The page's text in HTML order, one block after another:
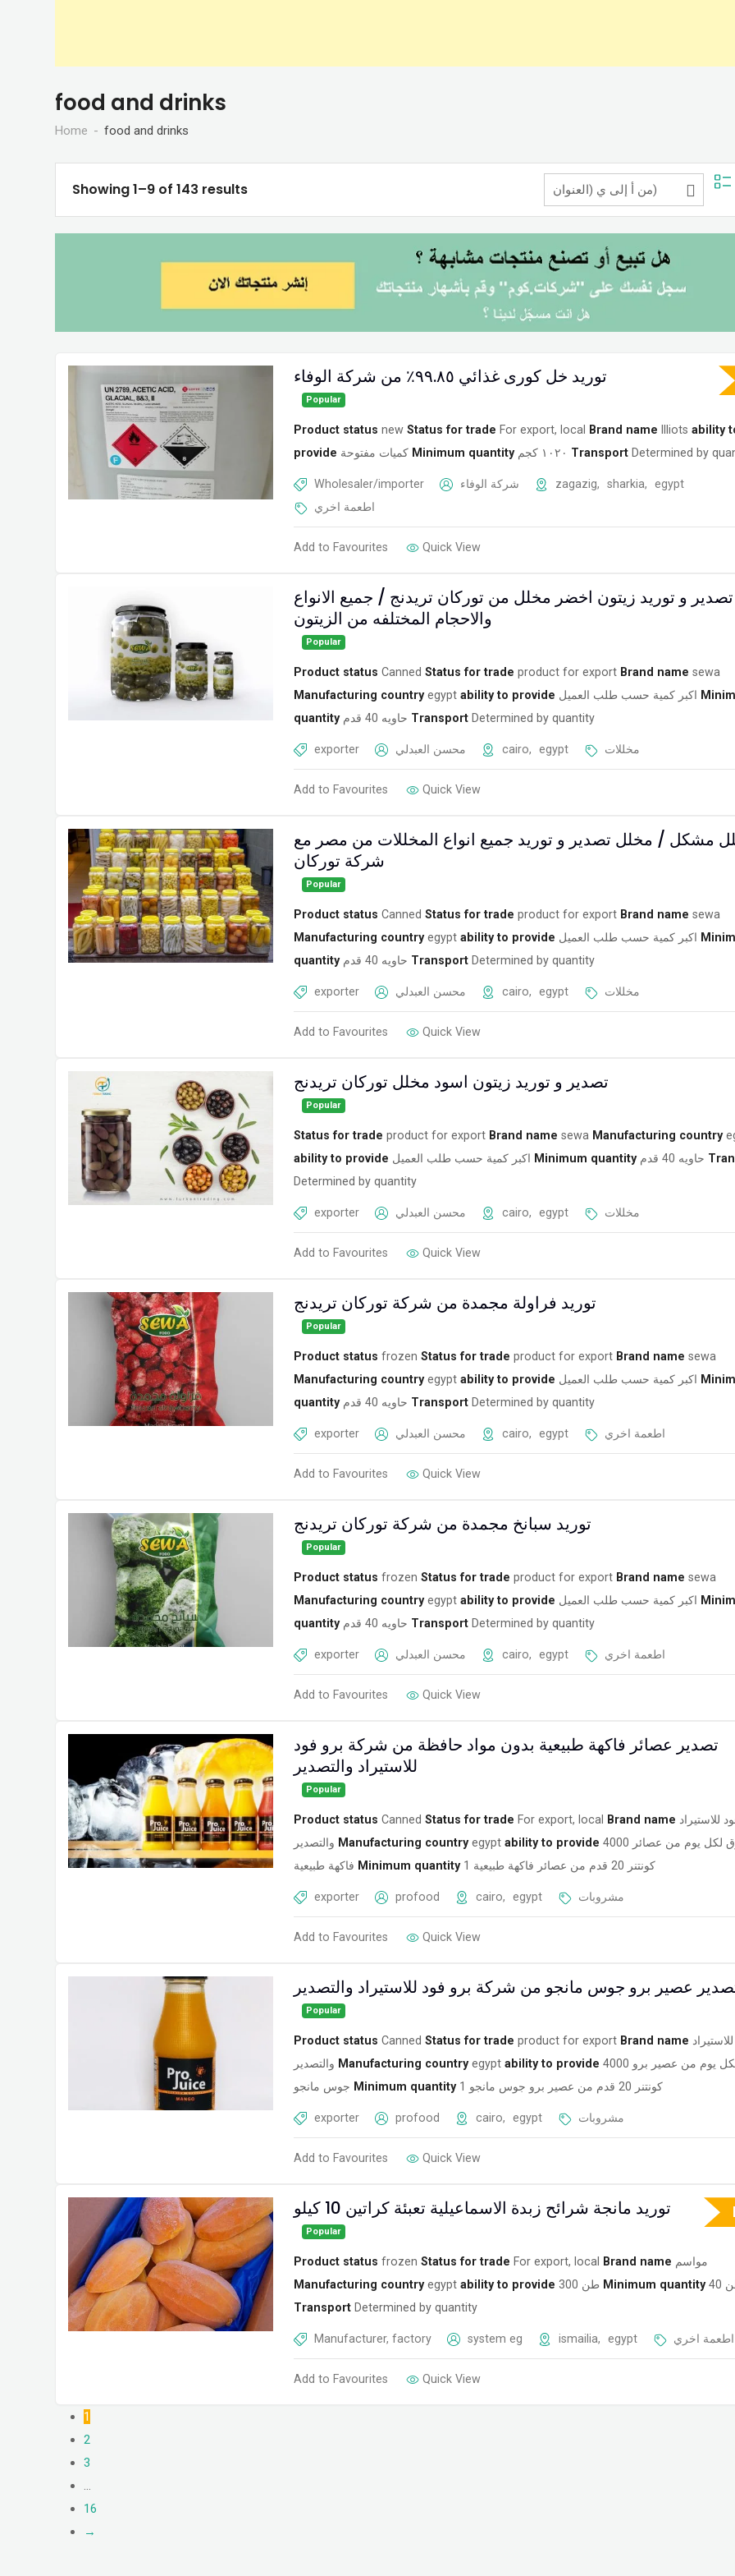
food and drinks
Home food and drinks
Showing 1–9 of 143 results
توريد خل كورى غذائي ٩٩.٨٥٪ من شركة الوفاء
Popular
Product status new Status for trade For export, local Brand name Illiots ability
provide كميات مفتوحة Minimum quantity ١٠٢٠ كجم Transport Determined by
Wholesaler/importer شركة الوفاء zagazig, sharkia,
egypt
اطعمة اخري
Add to Favourites Quick View
تصدير و توريد زيتون اخضر مخلل من توركان تريدنج / جميع الانواع
والاحجام المختلفه من الزيتون
Popular
Product status Canned Status for trade product for export Brand name sewa
Manufacturing country egypt ability to provide اكبر كمية حسب طلب العميل
quantity
حاويه 40 قدم Transport Determined by quantity
exporter محسن العبدلي cairo, egypt مخللات
Add to Favourites Quick View
مشكل / مخلل تصدير و توريد جميع انواع المخللات من مصر مع
شركة توركان
Popular
Product status Canned Status for trade product for export Brand name sewa
Manufacturing country egypt ability to provide اكبر كمية حسب طلب العميل
quantity
حاويه 40 قدم Transport Determined by quantity
exporter محسن العبدلي cairo, egypt مخللات
Add to Favourites Quick View
تصدير و توريد زيتون اسود مخلل توركان تريدنج
Popular
Status for trade product for export Brand name sewa Manufacturing country
ability to provide اكبر كمية حسب طلب العميل Minimum quantity حاويه 40 قدم
Determined by quantity
exporter محسن العبدلي cairo, egypt مخللات
Add to Favourites Quick View
توريد فراولة مجمدة من شركة توركان تريدنج
Popular
Product status frozen Status for trade product for export Brand name sewa
Manufacturing country egypt ability to provide اكبر كمية حسب طلب العميل
quantity
حاويه 40 قدم Transport Determined by quantity
exporter محسن العبدلي cairo, egypt اطعمة اخري
Add to Favourites Quick View
توريد سبانخ مجمدة من شركة توركان تريدنج
Popular
Product status frozen Status for trade product for export Brand name sewa
Manufacturing country egypt ability to provide اكبر كمية حسب طلب العميل
quantity
حاويه 40 قدم Transport Determined by quantity
exporter محسن العبدلي cairo, egypt اطعمة اخري
Add to Favourites Quick View
تصدير عصائر فاكهة طبيعية بدون مواد حافظة من شركة برو فود
للاستيراد والتصدير
Popular
Product status Canned Status for trade For export, local Brand name للاستيراد
والتصدير Manufacturing country egypt ability to provide 4000 صندوق لكل يوم من عصائر
فاكهة طبيعية Minimum quantity 1 كونتنر 20 قدم من عصائر فاكهة طبيعية
exporter profood cairo, egypt مشروبات
Add to Favourites Quick View
عصير برو جوس مانجو من شركة برو فود للاستيراد والتصدير
Popular
Product status Canned Status for trade product for export Brand name
والتصدير Manufacturing country egypt ability to provide 4000 صندوق لكل يوم من عصير برو
جوس مانجو Minimum quantity 1 كونتنر 20 قدم من عصير برو جوس مانجو
exporter profood cairo, egypt مشروبات
Add to Favourites Quick View
توريد مانجة شرائح زبدة الاسماعيلية تعبئة كراتين 10 كيلو
Popular
Product status frozen Status for trade For export, local Brand name مواسم
Manufacturing country egypt ability to provide 300 طن Minimum quantity
Transport Determined by quantity
Manufacturer, factory system eg ismailia, egypt اطعمة اخري
Add to Favourites Quick View
1
2
3
…
16
→